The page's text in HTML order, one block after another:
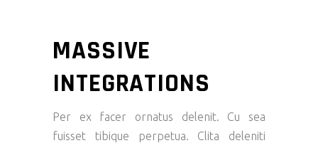
MASSIVE
INTEGRATIONS
Per ex facer ornatus delenit. Cu sea
fuisset tibique perpetua. Clita deleniti